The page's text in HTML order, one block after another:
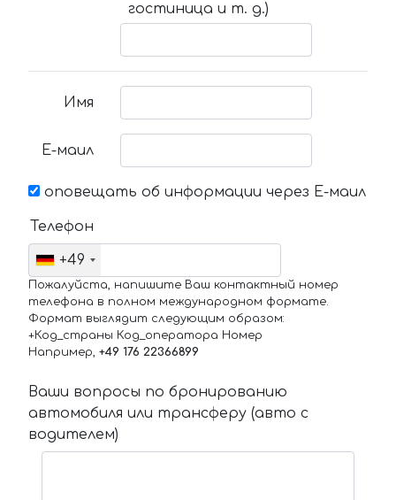
гостиница и т. д.)
Имя
Е-маил
оповещать об информации через Е-маил
Телефон
+49
Пожалуйста, напишите Ваш контактный номер
телефона в полном международном формате.
Формат выглядит следующим образом:
+Код_страны Код_оператора Номер
Например, +49 176 22366899
Ваши вопросы по бронированию
автомобиля или трансферу (авто с
водителем)